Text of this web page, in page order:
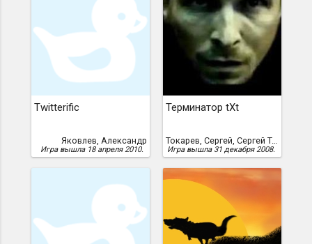
Twitterific
Яковлев, Александр
Игра вышла 18 апреля 2010.
Терминатор tXt
Токарев, Сергей, Сергей Токарев
Игра вышла 31 декабря 2008.